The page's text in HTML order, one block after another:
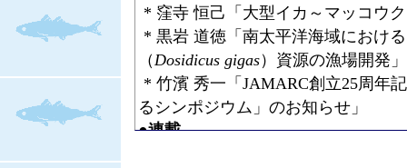
* 窪寺 恒己「大型イカ～マッコウ
* 黒岩 道徳「南太平洋海域におけ
（Dosidicus gigas）資源の漁場開発」
* 竹濱 秀一「JAMARC創立25周年
るシンポジウム」のお知らせ」
●連載